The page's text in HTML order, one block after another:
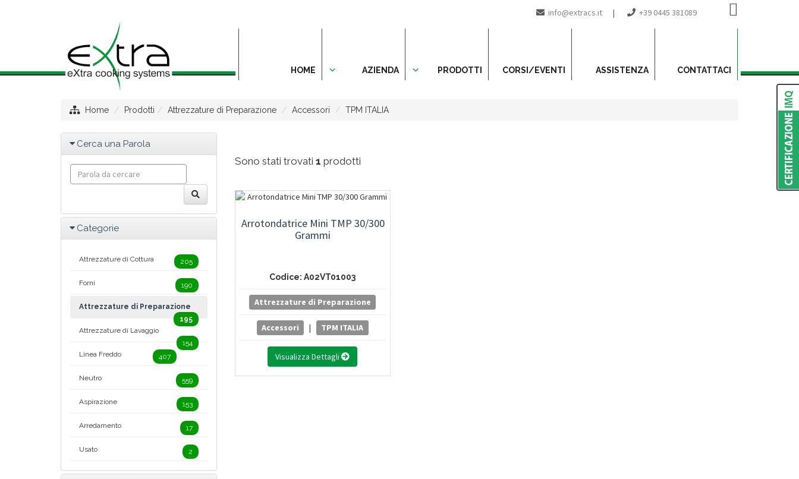
info@extracs.it | +39 0445 381089
HOME AZIENDA PRODOTTI CORSI/EVENTI ASSISTENZA CONTATTACI
Home Prodotti Attrezzature di Preparazione Accessori TPM ITALIA
Sono stati trovati 1 prodotti
Arrotondatrice Mini TMP 30/300
Grammi
Codice: A02VT01003
Attrezzature di Preparazione
Accessori | TPM ITALIA
Visualizza Dettagli
Cerca una Parola
Categorie
Attrezzature di Cottura 205
Forni 190
Attrezzature di Preparazione
195
Attrezzature di Lavaggio
154
Linea Freddo
407
Neutro 559
Aspirazione 153
Arredamento 17
Usato 2